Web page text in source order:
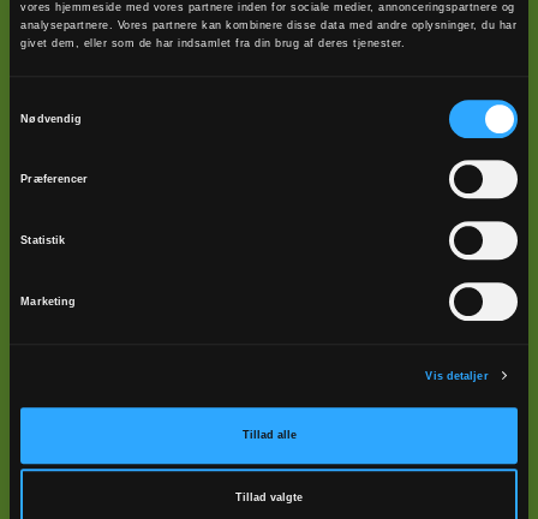
vores hjemmeside med vores partnere inden for sociale medier, annonceringspartnere og
analysepartnere. Vores partnere kan kombinere disse data med andre oplysninger, du har
givet dem, eller som de har indsamlet fra din brug af deres tjenester.
Nødvendig
Præferencer
Statistik
Marketing
Vis detaljer
Tillad alle
Tillad valgte
1. Nu lyser vore marker
af rapsens gule duft
i forårsdagens luft.
2. Nu synger mand og kvinde